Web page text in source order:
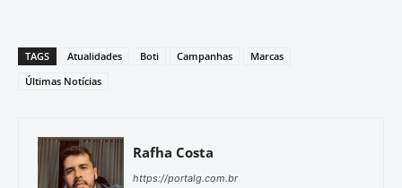
TAGS Atualidades Boti Campanhas
Marcas
Últimas Notícias
Rafha Costa
https://portalg.com.br